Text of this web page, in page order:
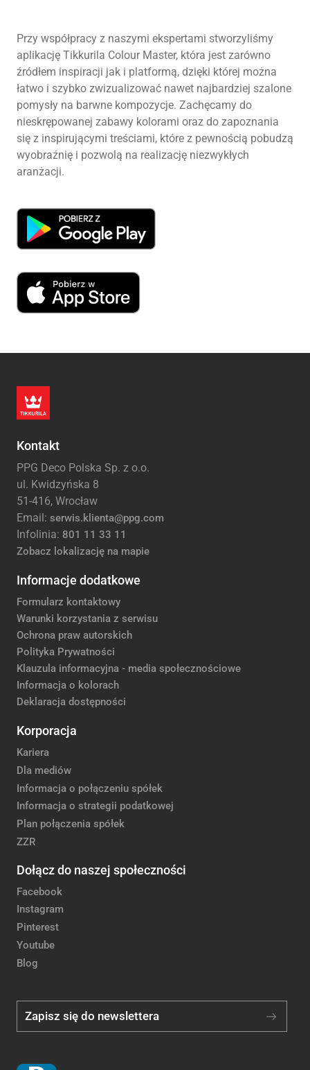
Przy współpracy z naszymi ekspertami stworzyliśmy
aplikację Tikkurila Colour Master, która jest zarówno
źródłem inspiracji jak i platformą, dzięki której można
łatwo i szybko zwizualizować nawet najbardziej szalone
pomysły na barwne kompozycje. Zachęcamy do
nieskrępowanej zabawy kolorami oraz do zapoznania
się z inspirującymi treściami, które z pewnością pobudzą
wyobraźnię i pozwolą na realizację niezwykłych
aranżacji.
Kontakt
PPG Deco Polska Sp. z o.o.
ul. Kwidzyńska 8
51-416, Wrocław
Email: serwis.klienta@ppg.com
Infolinia: 801 11 33 11
Zobacz lokalizację na mapie
Informacje dodatkowe
Formularz kontaktowy
Warunki korzystania z serwisu
Ochrona praw autorskich
Polityka Prywatności
Klauzula informacyjna - media społecznościowe
Informacja o kolorach
Deklaracja dostępności
Korporacja
Kariera
Dla mediów
Informacja o połączeniu spółek
Informacja o strategii podatkowej
Plan połączenia spółek
ZZR
Dołącz do naszej społeczności
Facebook
Instagram
Pinterest
Youtube
Blog
Zapisz się do newslettera